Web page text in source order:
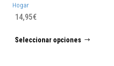
Hogar
14,95€
Seleccionar opciones